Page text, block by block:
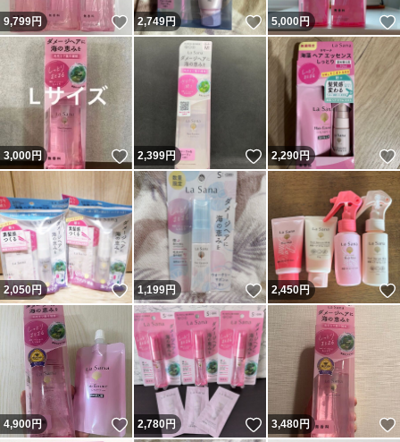
9,799円 いいね！
2,749円 いいね！
5,000円
3,000円 いいね！
2,399円 いいね！
2,290円
2,050円 いいね！
1,199円 いいね！
2,450円
4,900円 いいね！
2,780円 いいね！
3,480円